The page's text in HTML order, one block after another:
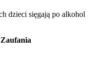
dzieci sięgają po alkohol